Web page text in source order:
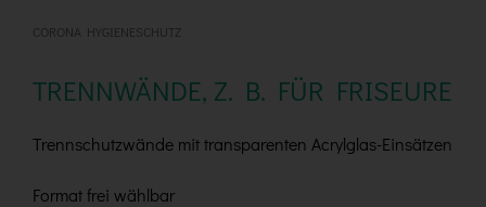
CORONA HYGIENESCHUTZ
TRENNWÄNDE, Z. B. FÜR FRISEURE
Trennschutzwände mit transparenten Acrylglas-Einsätzen
Format frei wählbar